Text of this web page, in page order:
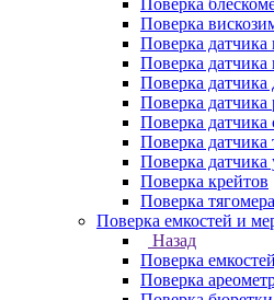
Поверка
Поверка
Поверка датчика
Поверка датчика
Поверка датчика
Поверка датчика
Поверка датчика
Поверка датчика
Поверка датчика
Поверка крейтов
Поверка тягомера
Поверка емкостей и
Назад
Поверка
Поверка